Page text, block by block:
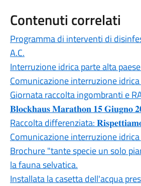
Contenuti correlati
Programma di interventi di
A.C.
Interruzione idrica parte alta
Comunicazione interruzione
Giornata raccolta ingombranti e
𝐁𝐥𝐨𝐜𝐤𝐡𝐚𝐮𝐬 𝐌𝐚𝐫𝐚𝐭𝐡𝐨𝐧 𝟏𝟓 𝐆𝐢𝐮𝐠𝐧𝐨
Raccolta differenziata:
Comunicazione interruzione
Brochure "tante specie un solo
la fauna selvatica.
Installata la casetta dell'acqua